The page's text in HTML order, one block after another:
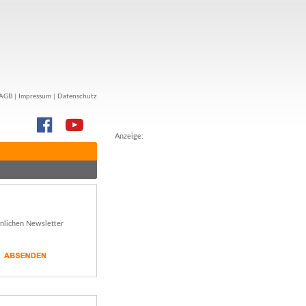
Anzeige:
Impressum Datenschutz
Newsletter